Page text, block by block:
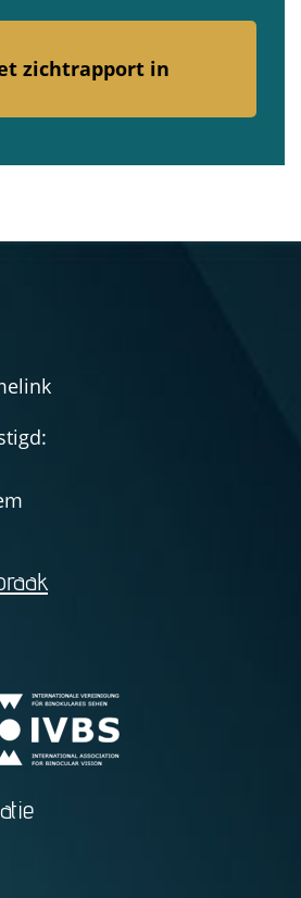
zichtrapport in